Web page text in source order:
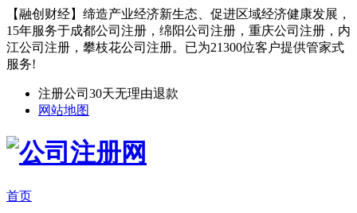
【融创财经】缔造产业经济新生态、促进区域经济健康发展，
15年服务于成都公司注册，绵阳公司注册，重庆公司注册，内
江公司注册，攀枝花公司注册。已为21300位客户提供管家式
服务!
注册公司30天无理由退款
网站地图
首页